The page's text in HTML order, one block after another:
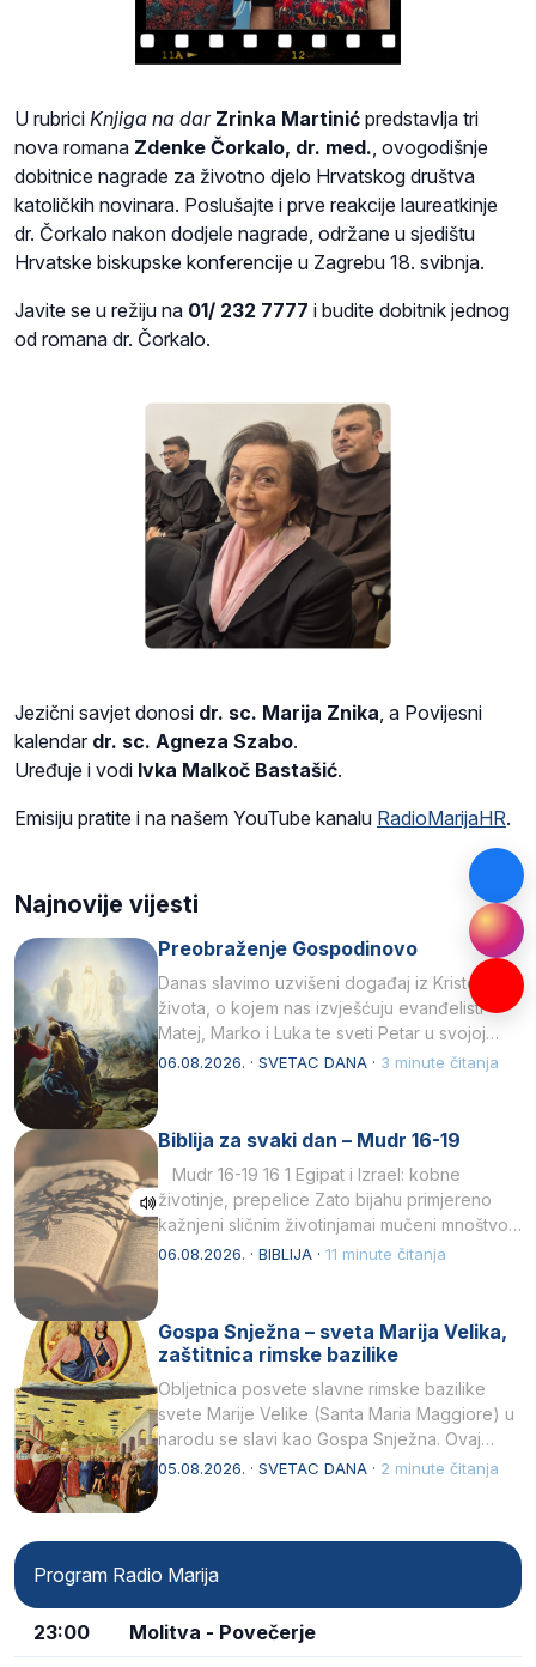
U rubrici Knjiga na dar Zrinka Martinić predstavlja tri
nova romana Zdenke Čorkalo, dr. med. , ovogodišnje
dobitnice nagrade za životno djelo Hrvatskog društva
katoličkih novinara. Poslušajte i prve reakcije laureatkinje
dr. Čorkalo nakon dodjele nagrade, održane u sjedištu
Hrvatske biskupske konferencije u Zagrebu 18. svibnja.
Javite se u režiju na 01/ 232 7777 i budite dobitnik jednog
od romana dr. Čorkalo.
Jezični savjet donosi dr. sc. Marija Znika , a Povijesni
kalendar dr. sc. Agneza Szabo.
Uređuje i vodi Ivka Malkoč Bastašić.
Emisiju pratite i na našem YouTube kanalu RadioMarijaHR.
Najnovije vijesti
Preobraženje Gospodinovo
Danas slavimo uzvišeni događaj iz Kristova
života, o kojem nas izvješćuju evanđelisti
Matej, Marko i Luka te sveti Petar u svojoj
drugoj…
06.08.2026. · SVETAC DANA · 3 minute čitanja
Biblija za svaki dan – Mudr 16-19
Mudr 16-19 16 1 Egipat i Izrael: kobne
životinje, prepelice Zato bijahu primjereno
kažnjeni sličnim životinjamai mučeni mnoštvom
kukaca.2 A narod…
06.08.2026. · BIBLIJA · 11 minute čitanja
Gospa Snježna – sveta Marija Velika,
zaštitnica rimske bazilike
Obljetnica posvete slavne rimske bazilike
svete Marije Velike (Santa Maria Maggiore) u
narodu se slavi kao Gospa Snježna. Ovaj
naziv, Sancta Maria…
05.08.2026. · SVETAC DANA · 2 minute čitanja
Program Radio Marija
23:00 Molitva - Povečerje